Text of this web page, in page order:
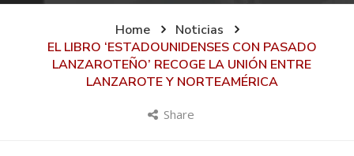
Home
Noticias
EL LIBRO ‘ESTADOUNIDENSES CON PASADO
LANZAROTEÑO’ RECOGE LA UNIÓN ENTRE
LANZAROTE Y NORTEAMÉRICA
Share